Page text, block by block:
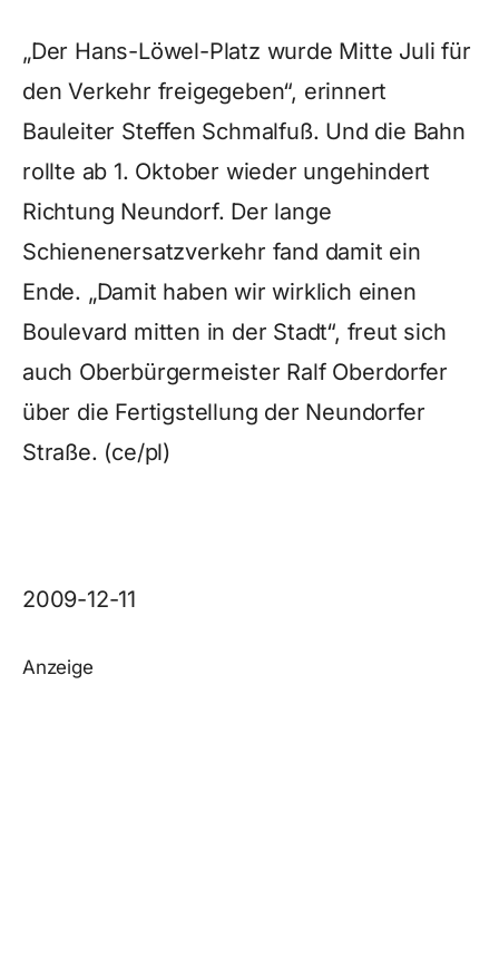
„Der Hans-Löwel-Platz wurde Mitte Juli für
den Verkehr freigegeben“, erinnert
Bauleiter Steffen Schmalfuß. Und die Bahn
rollte ab 1. Oktober wieder ungehindert
Richtung Neundorf. Der lange
Schienenersatzverkehr fand damit ein
Ende. „Damit haben wir wirklich einen
Boulevard mitten in der Stadt“, freut sich
auch Oberbürgermeister Ralf Oberdorfer
über die Fertigstellung der Neundorfer
Straße. (ce/pl)
2009-12-11
Anzeige